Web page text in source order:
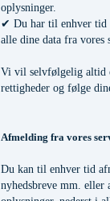
oplysninger.
✔ Du har til enhver tid
alle dine data fra vores
Vi vil selvfølgelig altid
rettigheder og følge
Afmelding fra vores
Du kan til enhver tid
nyhedsbreve mm. eller